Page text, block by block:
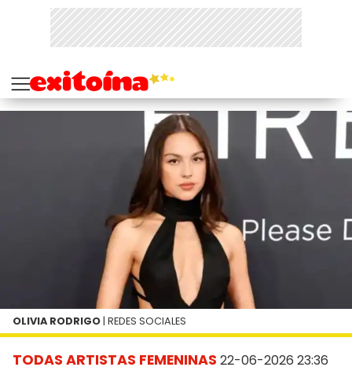
TODAS ARTISTAS FEMENINAS 22-06-2026 23:36
OLIVIA RODRIGO | REDES SOCIALES